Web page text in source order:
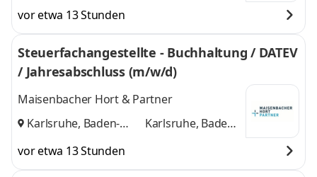
vor etwa 13 Stunden
Steuerfachangestellte - Buchhaltung / DATEV
/ Jahresabschluss (m/w/d)
Maisenbacher Hort & Partner
Karlsruhe, Baden-
Karlsruhe, Baden-
vor etwa 13 Stunden